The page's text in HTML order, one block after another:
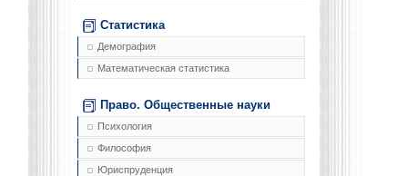
Статистика
Демография
Математическая статистика
Право. Общественные науки
Психология
Философия
Юриспруденция